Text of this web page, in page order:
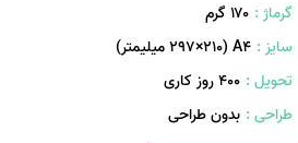
گرماژ : ۱۷۰ گرم
سایز : A۴ (۲۹۷×۲۱۰ میلیمتر)
تحویل : 400 روز کاری
طراحی : بدون طراحی